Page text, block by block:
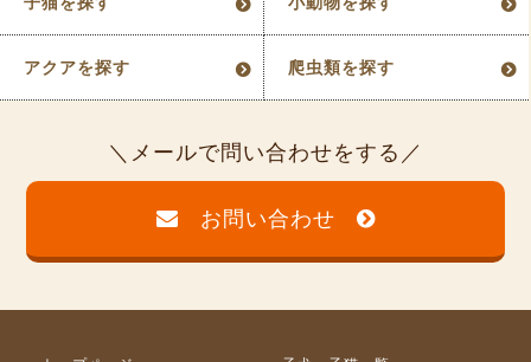
アクアを探す 爬虫類を探す
メールで問い合わせをする
お問い合わせ